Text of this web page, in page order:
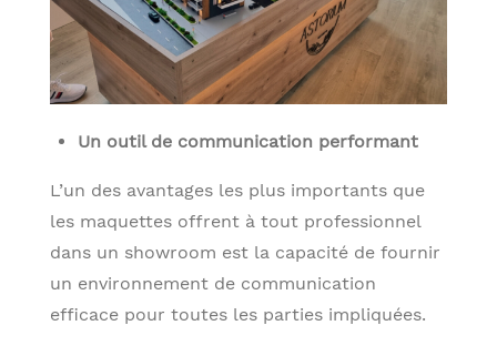
Un outil de communication performant
L’un des avantages les plus importants que
les maquettes offrent à tout professionnel
dans un showroom est la capacité de fournir
un environnement de communication
efficace pour toutes les parties impliquées.